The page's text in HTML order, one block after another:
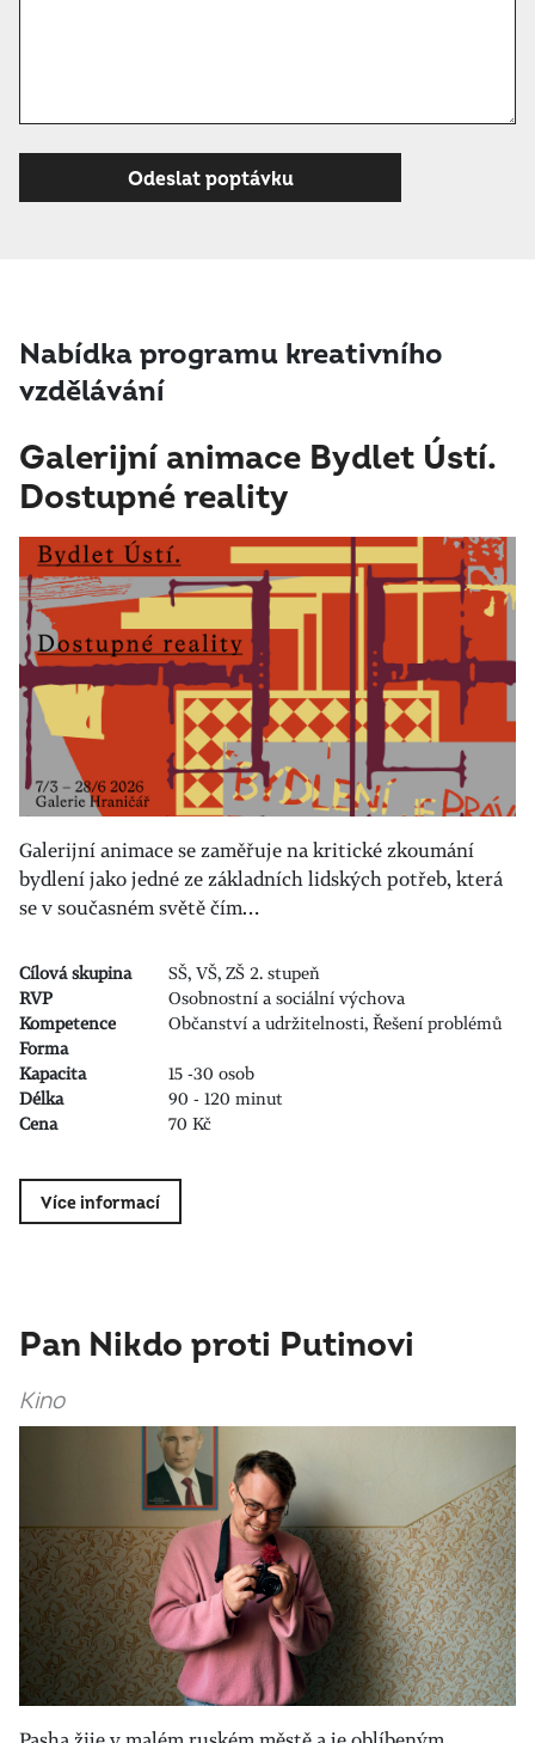
Nabídka programu kreativního
vzdělávání
Galerijní animace Bydlet Ústí.
Dostupné reality
Galerijní animace se zaměřuje na kritické zkoumání
bydlení jako jedné ze základních lidských potřeb, která
se v současném světě čím…
Cílová skupina
SŠ, VŠ, ZŠ 2. stupeň
RVP
Osobnostní a sociální výchova
Kompetence
Občanství a udržitelnosti, Řešení problémů
Forma
Kapacita
15 -30 osob
Délka
90 - 120 minut
Cena
70 Kč
Více informací
Pan Nikdo proti Putinovi
Kino